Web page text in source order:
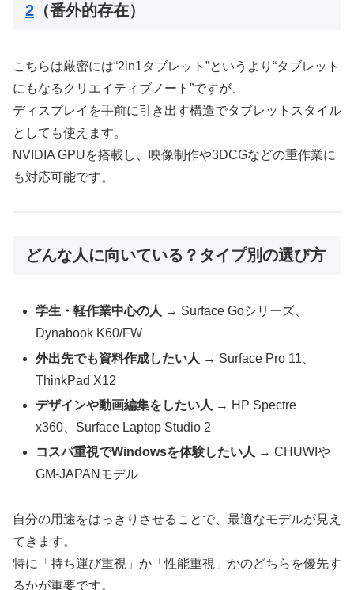
2 （番外的存在）
こちらは厳密には“2in1タブレット”というより“タブレット
にもなるクリエイティブノート”ですが、
ディスプレイを手前に引き出す構造でタブレットスタイル
としても使えます。
NVIDIA GPUを搭載し、映像制作や3DCGなどの重作業に
も対応可能です。
どんな人に向いている？タイプ別の選び方
学生・軽作業中心の人 → Surface Goシリーズ、
Dynabook K60/FW
外出先でも資料作成したい人 → Surface Pro 11、
ThinkPad X12
デザインや動画編集をしたい人 → HP Spectre
x360、Surface Laptop Studio 2
コスパ重視でWindowsを体験したい人 → CHUWIや
GM-JAPANモデル
自分の用途をはっきりさせることで、最適なモデルが見え
てきます。
特に「持ち運び重視」か「性能重視」かのどちらを優先す
るかが重要です。